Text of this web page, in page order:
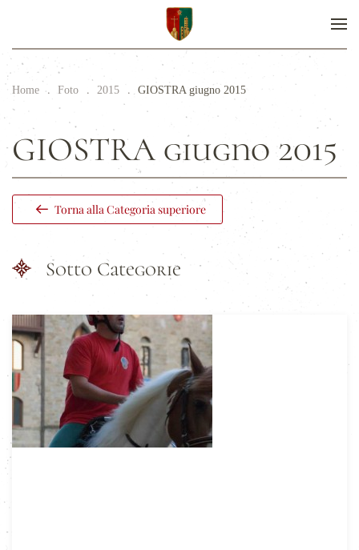
Home Foto 2015 GIOSTRA giugno 2015
GIOSTRA giugno 2015
Torna alla Categoria superiore
Sotto Categorie